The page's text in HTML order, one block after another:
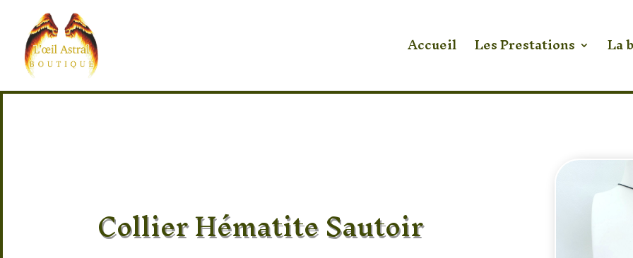
Accueil Les Prestations La
Collier Hématite Sautoir